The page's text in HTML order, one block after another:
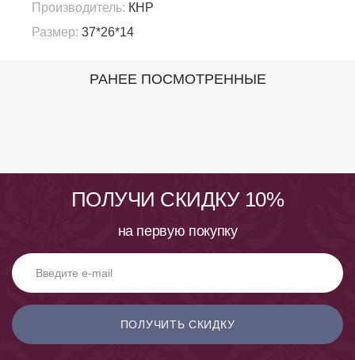
Производитель: КНР
Размер: 37*26*14
РАНЕЕ ПОСМОТРЕННЫЕ
ПОЛУЧИ СКИДКУ 10%
на первую покупку
ПОЛУЧИТЬ СКИДКУ